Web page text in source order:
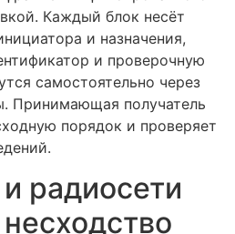
Каждый блок несёт
и назначения,
и проверочную
самостоятельно через
Принимающая получатель
порядок и проверяет
радиосети